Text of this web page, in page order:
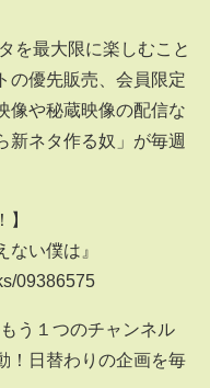
を最大限に楽しむこと
の優先販売、会員限定
像や秘蔵映像の配信な
新ネタ作る奴」が毎週
ない僕は』
09386575
う１つのチャンネル
！日替わりの企画を毎